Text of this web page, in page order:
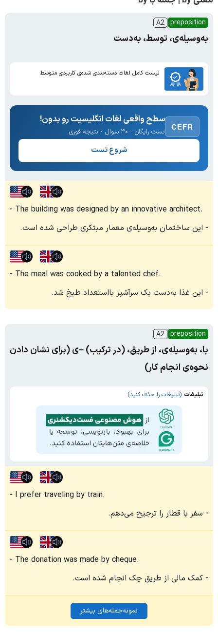
preposition
A2
به‌وسیله‌ی، توسط، به‌دست
لیست کامل لغات دسته‌بندی شده‌ی کاربردی متوسط
CEFR
سطح واقعی لغات انگلیسیت رو بدون!
تست رایگان · ۳۰ سوال · نتیجه فوری
شروع تست
The building was designed by an innovative architect.
این ساختمان به‌وسیله‌ی معمار مبتکری طراحی شده است.
The meal was cooked by a talented chef.
این غذا به‌دست یک سرآشپز بااستعداد طبخ شد.
preposition
A2
با، به‌وسیله‌ی، از طریق، (در ترکیب) –ی (برای نشان دادن
نحوه‌ی انجام کار)
تبلیغات (تبلیغات را حذف کنید)
I prefer traveling by train.
سفر با قطار را ترجیح می‌دهم.
The donation was made by cheque.
کمک مالی از طریق چک انجام شده است.
نمونه‌جمله‌های بیشتر